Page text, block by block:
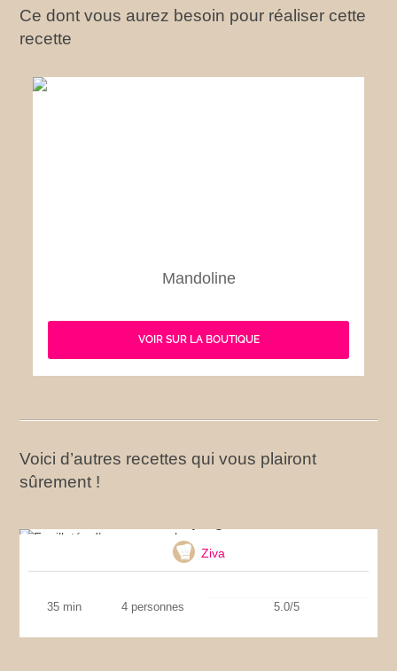
Ce dont vous aurez besoin pour réaliser cette
recette
Mandoline
VOIR SUR LA BOUTIQUE
Voici d’autres recettes qui vous plairont
sûrement !
Ziva
35 min 4 personnes 5.0/5